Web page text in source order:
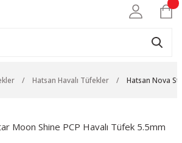
Hatsan Havalı Tüfekler Hatsan Nova